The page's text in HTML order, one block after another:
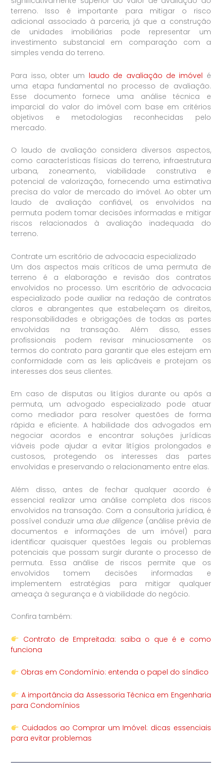
terreno. Isso é importante para mitigar o risco
adicional associado à parceria, já que a construção
de unidades imobiliárias pode representar um
investimento substancial em comparação com a
simples venda do terreno.
Para isso, obter um laudo de avaliação de imóvel é
uma etapa fundamental no processo de avaliação.
Esse documento fornece uma análise técnica e
imparcial do valor do imóvel com base em critérios
objetivos e metodologias reconhecidas pelo
mercado.
O laudo de avaliação considera diversos aspectos,
como características físicas do terreno, infraestrutura
urbana, zoneamento, viabilidade construtiva e
potencial de valorização, fornecendo uma estimativa
precisa do valor de mercado do imóvel. Ao obter um
laudo de avaliação confiável, os envolvidos na
permuta podem tomar decisões informadas e mitigar
riscos relacionados à avaliação inadequada do
terreno.
Contrate um escritório de advocacia especializado
Um dos aspectos mais críticos de uma permuta de
terreno é a elaboração e revisão dos contratos
envolvidos no processo. Um escritório de advocacia
especializado pode auxiliar na redação de contratos
claros e abrangentes que estabeleçam os direitos,
responsabilidades e obrigações de todas as partes
envolvidas na transação. Além disso, esses
profissionais podem revisar minuciosamente os
termos do contrato para garantir que eles estejam em
conformidade com as leis aplicáveis e protejam os
interesses dos seus clientes.
Em caso de disputas ou litígios durante ou após a
permuta, um advogado especializado pode atuar
como mediador para resolver questões de forma
rápida e eficiente. A habilidade dos advogados em
negociar acordos e encontrar soluções jurídicas
viáveis pode ajudar a evitar litígios prolongados e
custosos, protegendo os interesses das partes
envolvidas e preservando o relacionamento entre elas.
Além disso, antes de fechar qualquer acordo é
essencial realizar uma análise completa dos riscos
envolvidos na transação. Com a consultoria jurídica, é
possível conduzir umadue diligence (análise prévia de
documentos e informações de um imóvel) para
identificar quaisquer questões legais ou problemas
potenciais que possam surgir durante o processo de
permuta. Essa análise de riscos permite que os
envolvidos tomem decisões informadas e
implementem estratégias para mitigar qualquer
ameaça à segurança e à viabilidade do negócio.
Confira também:
Contrato de Empreitada: saiba o que é e como
funciona
Obras em Condomínio: entenda o papel do síndico
A importância da Assessoria Técnica em Engenharia
para Condomínios
Cuidados ao Comprar um Imóvel: dicas essenciais
para evitar problemas